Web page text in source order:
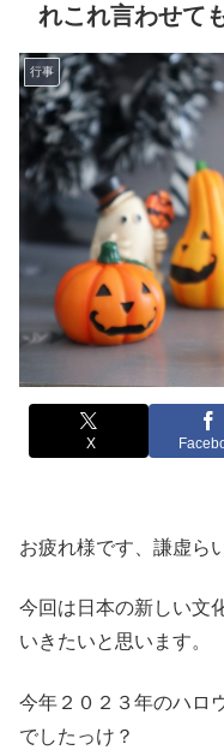
れこれ言わせて
行事
X
お疲れ様です、謙虚ら
今回は日本の新しい文
いきたいと思います。
今年２０２３年のハロ
でしたっけ？